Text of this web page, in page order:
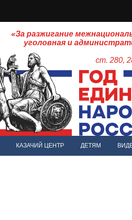
«За разжигание
уголовная и
ст. 280,
КАЗАЧИЙ ЦЕНТР ДЕТЯМ